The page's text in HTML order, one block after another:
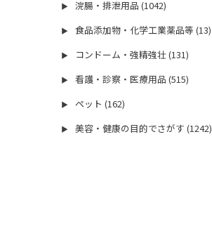
▶ 浣腸・排泄用品 (1042)
▶ 食品添加物・化学工業薬品等 (13)
▶ コンドーム・強精強壮 (131)
▶ 看護・診察・医療用品 (515)
▶ ペット (162)
▶ 美容・健康の目的でさがす (1242)